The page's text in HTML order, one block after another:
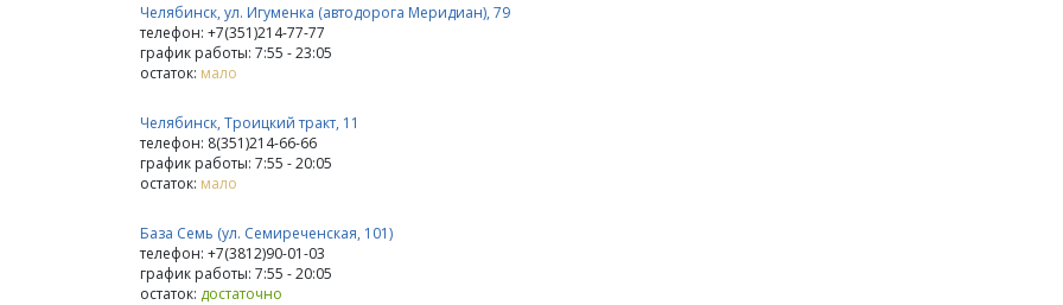
Челябинск, ул. Игуменка (автодорога Меридиан), 79
телефон: +7(351)214-77-77
график работы: 7:55 - 23:05
остаток: мало
Челябинск, Троицкий тракт, 11
телефон: 8(351)214-66-66
график работы: 7:55 - 20:05
остаток: мало
База Семь (ул. Семиреченская, 101)
телефон: +7(3812)90-01-03
график работы: 7:55 - 20:05
остаток: достаточно